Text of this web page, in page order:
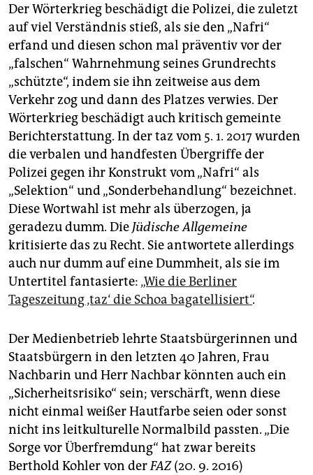
Der Wörterkrieg beschädigt die Polizei, die zuletzt
auf viel Verständnis stieß, als sie den „Nafri“
erfand und diesen schon mal präventiv vor der
„falschen“ Wahrnehmung seines Grundrechts
„schützte“, indem sie ihn zeitweise aus dem
Verkehr zog und dann des Platzes verwies. Der
Wörterkrieg beschädigt auch kritisch gemeinte
Berichterstattung. In der taz vom 5. 1. 2017 wurden
die verbalen und handfesten Übergriffe der
Polizei gegen ihr Konstrukt vom „Nafri“ als
„Selektion“ und „Sonderbehandlung“ bezeichnet.
Diese Wortwahl ist mehr als überzogen, ja
geradezu dumm. Die Jüdische Allgemeine
kritisierte das zu Recht. Sie antwortete allerdings
auch nur dumm auf eine Dummheit, als sie im
Untertitel fantasierte: „Wie die Berliner
Tageszeitung ‚taz‘ die Schoa bagatellisiert“.
Der Medienbetrieb lehrte Staatsbürgerinnen und
Staatsbürgern in den letzten 40 Jahren, Frau
Nachbarin und Herr Nachbar könnten auch ein
„Sicherheitsrisiko“ sein; verschärft, wenn diese
nicht einmal weißer Hautfarbe seien oder sonst
nicht ins leitkulturelle Normalbild passten. „Die
Sorge vor Überfremdung“ hat zwar bereits
Berthold Kohler von derFAZ(20. 9. 2016)